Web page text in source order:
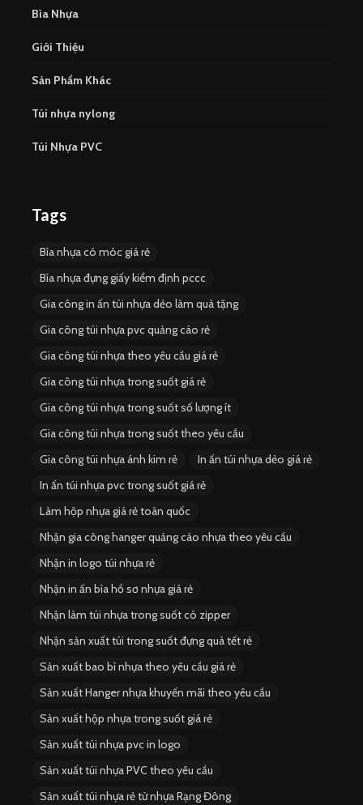
Bìa Nhựa
Giới Thiệu
Sản Phẩm Khác
Túi nhựa nylong
Túi Nhựa PVC
Tags
Bìa nhựa có móc giá rẻ
Bìa nhựa đựng giấy kiểm định pccc
Gia công in ấn túi nhựa dẻo làm quà tặng
Gia công túi nhựa pvc quảng cáo rẻ
Gia công túi nhựa theo yêu cầu giá rẻ
Gia công túi nhựa trong suốt giá rẻ
Gia công túi nhựa trong suốt số lượng ít
Gia công túi nhựa trong suốt theo yêu cầu
Gia công túi nhựa ánh kim rẻ
In ấn túi nhựa dẻo giá rẻ
In ấn túi nhựa pvc trong suốt giá rẻ
Làm hộp nhựa giá rẻ toàn quốc
Nhận gia công hanger quảng cáo nhựa theo yêu cầu
Nhận in logo túi nhựa rẻ
Nhận in ấn bìa hồ sơ nhựa giá rẻ
Nhận làm túi nhựa trong suốt có zipper
Nhận sản xuất túi trong suốt đựng quà tết rẻ
Sản xuất bao bì nhựa theo yêu cầu giá rẻ
Sản xuất Hanger nhựa khuyến mãi theo yêu cầu
Sản xuất hộp nhựa trong suốt giá rẻ
Sản xuất túi nhựa pvc in logo
Sản xuất túi nhựa PVC theo yêu cầu
Sản xuất túi nhựa rẻ từ nhựa Rạng Đông